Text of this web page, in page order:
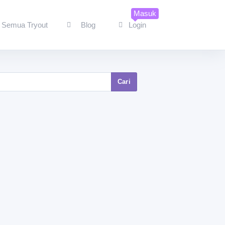
Semua Tryout
Blog Login
Masuk
Cari